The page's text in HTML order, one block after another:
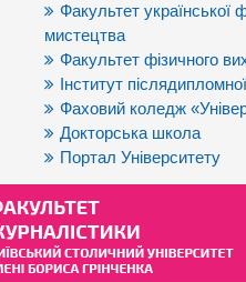
Факультет української
мистецтва
Факультет фізичного
Інститут
Фаховий коледж
Докторська школа
Портал Університету